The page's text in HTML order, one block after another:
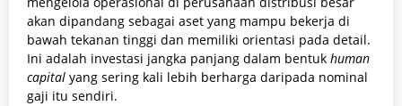
akan dipandang sebagai aset yang mampu bekerja di
bawah tekanan tinggi dan memiliki orientasi pada detail.
Ini adalah investasi jangka panjang dalam bentuk human
capital yang sering kali lebih berharga daripada nominal
gaji itu sendiri.